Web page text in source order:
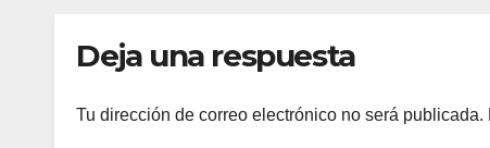
Deja una respuesta
Tu dirección de correo electrónico no será publicada.